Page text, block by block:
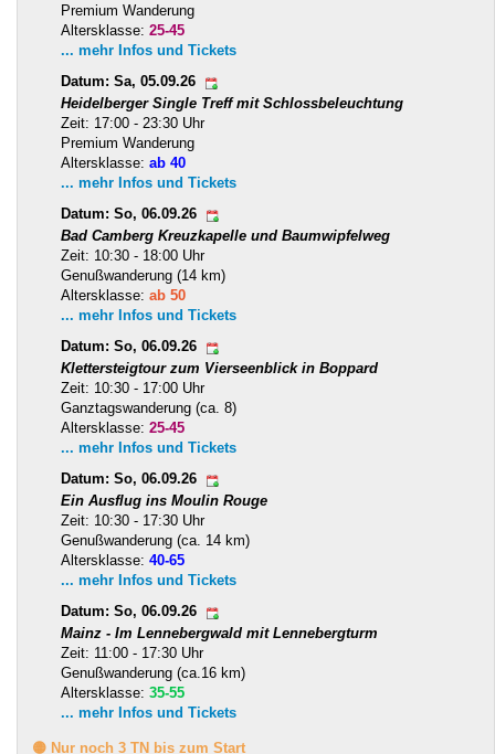
Premium Wanderung
Altersklasse: 25-45
... mehr Infos und Tickets
Datum: Sa, 05.09.26
Heidelberger Single Treff mit Schlossbeleuchtung
Zeit: 17:00 - 23:30 Uhr
Premium Wanderung
Altersklasse: ab 40
... mehr Infos und Tickets
Datum: So, 06.09.26
Bad Camberg Kreuzkapelle und Baumwipfelweg
Zeit: 10:30 - 18:00 Uhr
Genußwanderung (14 km)
Altersklasse: ab 50
... mehr Infos und Tickets
Datum: So, 06.09.26
Klettersteigtour zum Vierseenblick in Boppard
Zeit: 10:30 - 17:00 Uhr
Ganztagswanderung (ca. 8)
Altersklasse: 25-45
... mehr Infos und Tickets
Datum: So, 06.09.26
Ein Ausflug ins Moulin Rouge
Zeit: 10:30 - 17:30 Uhr
Genußwanderung (ca. 14 km)
Altersklasse: 40-65
... mehr Infos und Tickets
Datum: So, 06.09.26
Mainz - Im Lennebergwald mit Lennebergturm
Zeit: 11:00 - 17:30 Uhr
Genußwanderung (ca.16 km)
Altersklasse: 35-55
... mehr Infos und Tickets
🟡 Nur noch 3 TN bis zum Start